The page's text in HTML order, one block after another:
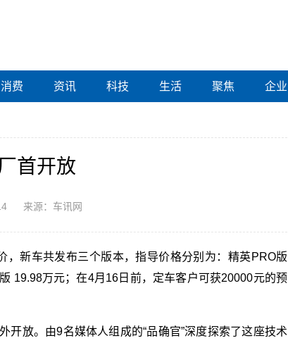
消费 资讯 科技 生活 聚焦 企业
首开放
来源：车讯网
新车共发布三个版本，指导价格分别为：精英PRO版
19.98万元；在4月16日前，定车客户可获20000元的预
开放。由9名媒体人组成的“品确官”深度探索了这座技术